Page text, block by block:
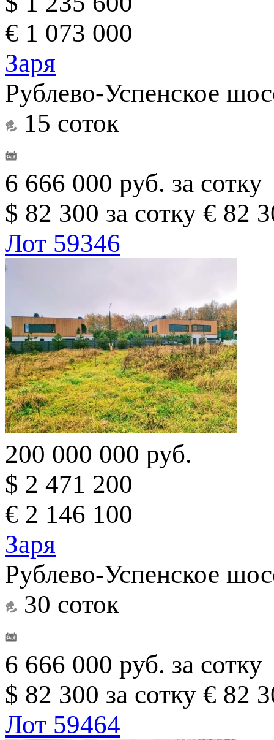
€ 1 073 000
Заря
Рублево-Успенское
15 соток
6 666 000 руб. за сотку
$ 82 300 за сотку € 82
Лот 59346
200 000 000 руб.
$ 2 471 200
€ 2 146 100
Заря
Рублево-Успенское
30 соток
6 666 000 руб. за сотку
$ 82 300 за сотку € 82
Лот 59464